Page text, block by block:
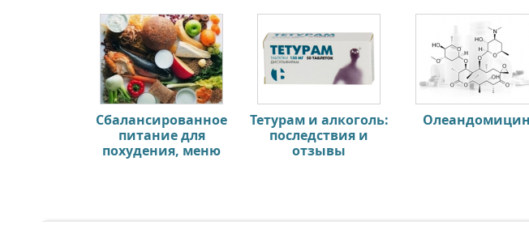
Сбалансированное
питание для
похудения, меню
Тетурам и алкоголь:
последствия и
отзывы
Олеандомицин